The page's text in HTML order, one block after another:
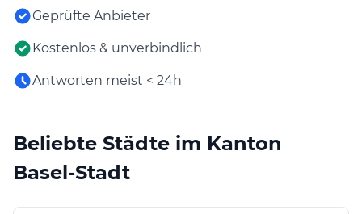
Geprüfte Anbieter
Kostenlos & unverbindlich
Antworten meist < 24h
Beliebte Städte im Kanton
Basel-Stadt